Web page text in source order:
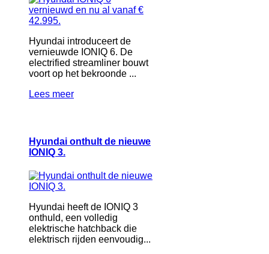
Hyundai introduceert de
vernieuwde IONIQ 6. De
electrified streamliner bouwt
voort op het bekroonde ...
Lees meer
Hyundai onthult de nieuwe
IONIQ 3.
Hyundai heeft de IONIQ 3
onthuld, een volledig
elektrische hatchback die
elektrisch rijden eenvoudig...